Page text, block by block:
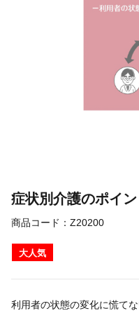
症状別介護のポイン
商品コード： Z20200
大人気
利用者の状態の変化に慌て